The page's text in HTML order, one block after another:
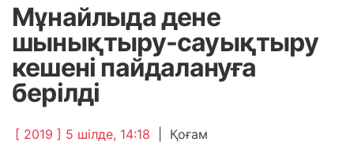
Мұнайлыда дене
шынықтыру-сауықтыру
кешені пайдалануға
берілді
[ 2019 ] 5 шілде, 14:18 Қоғам